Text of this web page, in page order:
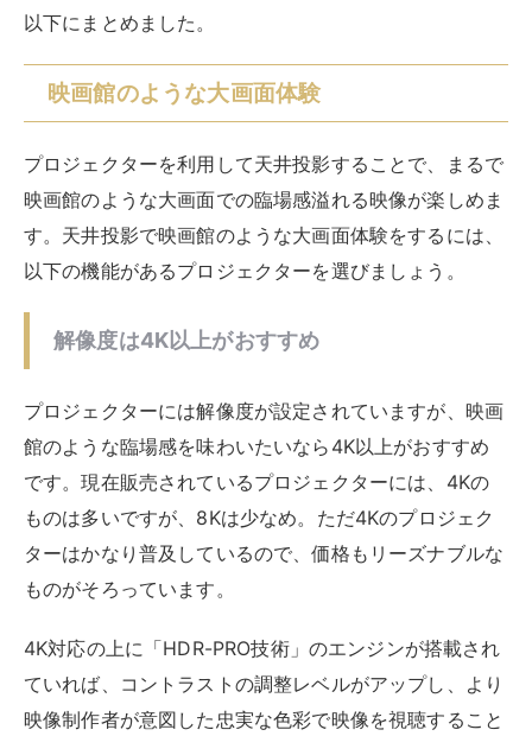
以下にまとめました。
映画館のような大画面体験
プロジェクターを利用して天井投影することで、まるで
映画館のような大画面での臨場感溢れる映像が楽しめま
す。天井投影で映画館のような大画面体験をするには、
以下の機能があるプロジェクターを選びましょう。
解像度は4K以上がおすすめ
プロジェクターには解像度が設定されていますが、映画
館のような臨場感を味わいたいなら4K以上がおすすめ
です。現在販売されているプロジェクターには、4Kの
ものは多いですが、8Kは少なめ。ただ4Kのプロジェク
ターはかなり普及しているので、価格もリーズナブルな
ものがそろっています。
4K対応の上に「HDR-PRO技術」のエンジンが搭載され
ていれば、コントラストの調整レベルがアップし、より
映像制作者が意図した忠実な色彩で映像を視聴すること